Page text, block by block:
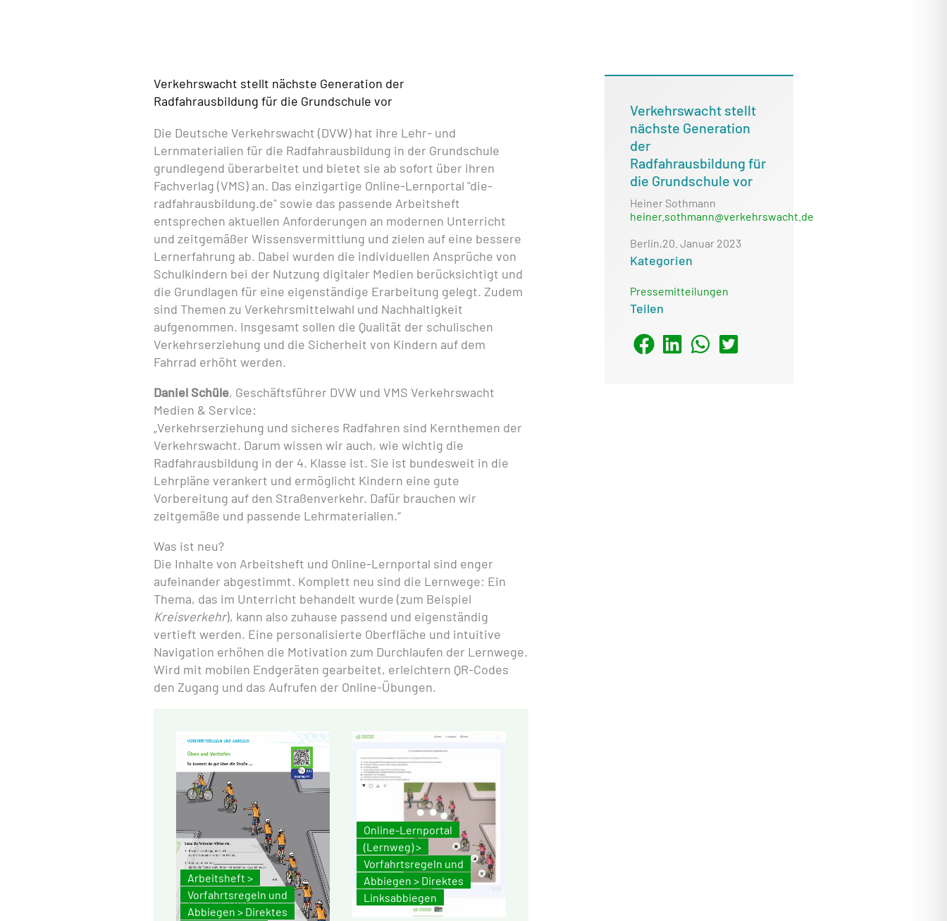
Verkehrswacht stellt nächste Generation der
Radfahrausbildung für die Grundschule vor
Die Deutsche Verkehrswacht (DVW) hat ihre Lehr- und
Lernmaterialien für die Radfahrausbildung in der Grundschule
grundlegend überarbeitet und bietet sie ab sofort über ihren
Fachverlag (VMS) an. Das einzigartige Online-Lernportal "die-
radfahrausbildung.de" sowie das passende Arbeitsheft
entsprechen aktuellen Anforderungen an modernen Unterricht
und zeitgemäßer Wissensvermittlung und zielen auf eine bessere
Lernerfahrung ab. Dabei wurden die individuellen Ansprüche von
Schulkindern bei der Nutzung digitaler Medien berücksichtigt und
die Grundlagen für eine eigenständige Erarbeitung gelegt. Zudem
sind Themen zu Verkehrsmittelwahl und Nachhaltigkeit
aufgenommen. Insgesamt sollen die Qualität der schulischen
Verkehrserziehung und die Sicherheit von Kindern auf dem
Fahrrad erhöht werden.
Daniel Schüle, Geschäftsführer DVW und VMS Verkehrswacht
Medien & Service:
„Verkehrserziehung und sicheres Radfahren sind Kernthemen der
Verkehrswacht. Darum wissen wir auch, wie wichtig die
Radfahrausbildung in der 4. Klasse ist. Sie ist bundesweit in die
Lehrpläne verankert und ermöglicht Kindern eine gute
Vorbereitung auf den Straßenverkehr. Dafür brauchen wir
zeitgemäße und passende Lehrmaterialien.“
Was ist neu?
Die Inhalte von Arbeitsheft und Online-Lernportal sind enger
aufeinander abgestimmt. Komplett neu sind die Lernwege: Ein
Thema, das im Unterricht behandelt wurde (zum Beispiel
Kreisverkehr), kann also zuhause passend und eigenständig
vertieft werden. Eine personalisierte Oberfläche und intuitive
Navigation erhöhen die Motivation zum Durchlaufen der Lernwege.
Wird mit mobilen Endgeräten gearbeitet, erleichtern QR-Codes
den Zugang und das Aufrufen der Online-Übungen.
Arbeitsheft >
Vorfahrtsregeln und
Abbiegen > Direktes
Online-Lernportal
(Lernweg) >
Vorfahrtsregeln und
Abbiegen > Direktes
Linksabbiegen
Verkehrswacht stellt
nächste Generation
der
Radfahrausbildung für
die Grundschule vor
Heiner Sothmann
heiner.sothmann@verkehrswacht.de
Berlin,20. Januar 2023
Kategorien
Pressemitteilungen
Teilen